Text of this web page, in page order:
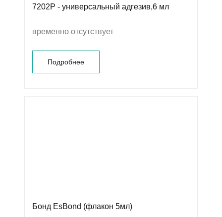
7202P - универсальный адгезив,6 мл
временно отсутствует
Подробнее
Бонд EsBond (флакон 5мл)